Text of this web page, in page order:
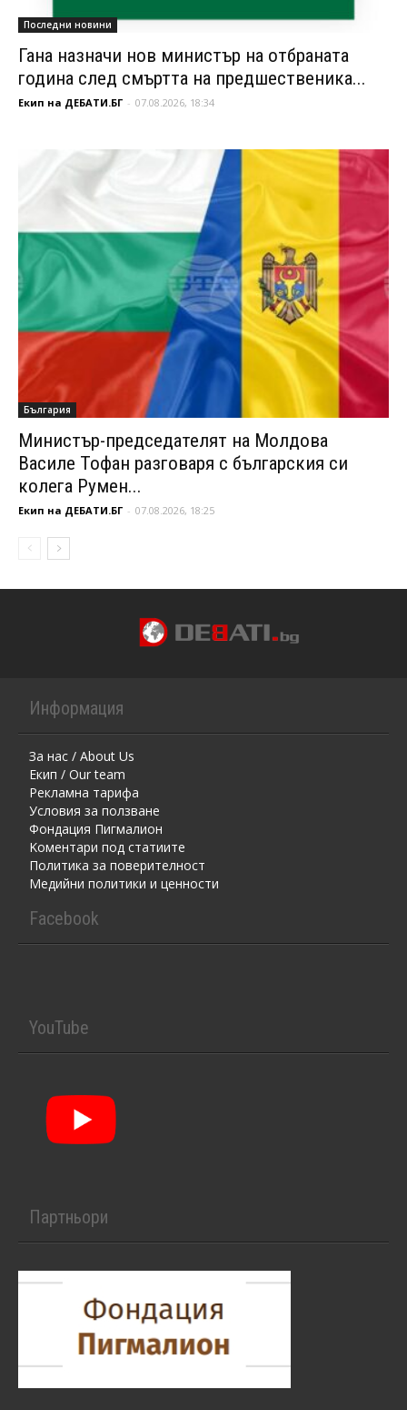
Последни новини
Гана назначи нов министър на отбраната
година след смъртта на предшественика...
Екип на ДЕБАТИ.БГ - 07.08.2026, 18:34
България
Министър-председателят на Молдова
Василе Тофан разговаря с българския си
колега Румен...
Екип на ДЕБАТИ.БГ - 07.08.2026, 18:25
Информация
За нас / About Us
Екип / Our team
Рекламна тарифа
Условия за ползване
Фондация Пигмалион
Kоментaри под статиите
Политика за поверителност
Медийни политики и ценности
Facebook
YouTube
Партньори